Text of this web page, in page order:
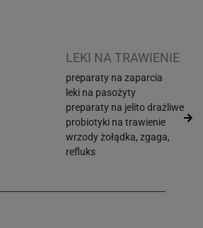
LEKI NA TRAWIENIE
preparaty na zaparcia
leki na pasożyty
preparaty na jelito drażliwe
probiotyki na trawienie
wrzody żołądka, zgaga,
refluks